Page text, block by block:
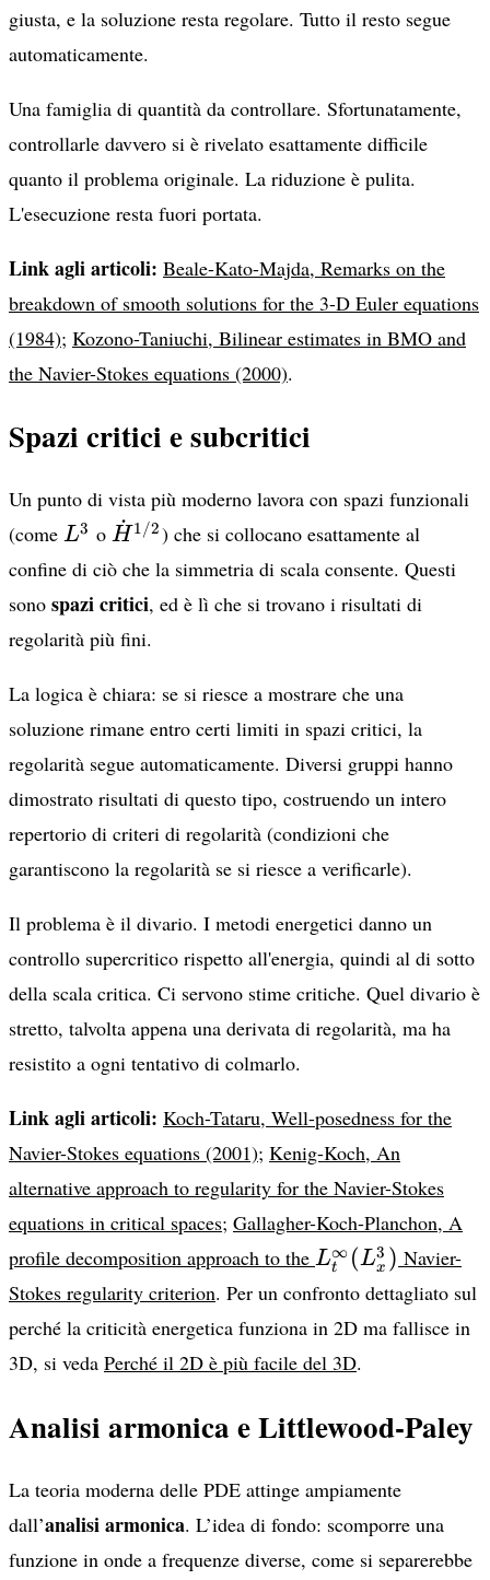
giusta, e la soluzione resta regolare. Tutto il resto segue
automaticamente.
Una famiglia di quantità da controllare. Sfortunatamente,
controllarle davvero si è rivelato esattamente difficile
quanto il problema originale. La riduzione è pulita.
L'esecuzione resta fuori portata.
Link agli articoli: Beale-Kato-Majda, Remarks on the
breakdown of smooth solutions for the 3-D Euler equations
(1984); Kozono-Taniuchi, Bilinear estimates in BMO and
the Navier-Stokes equations (2000).
Spazi critici e subcritici
Un punto di vista più moderno lavora con spazi funzionali
(come L^3
L3 o \dot{H}^{1/2}
H
˙ 1/2) che si collocano esattamente al
confine di ciò che la simmetria di scala consente. Questi
sono spazi critici, ed è lì che si trovano i risultati di
regolarità più fini.
La logica è chiara: se si riesce a mostrare che una
soluzione rimane entro certi limiti in spazi critici, la
regolarità segue automaticamente. Diversi gruppi hanno
dimostrato risultati di questo tipo, costruendo un intero
repertorio di criteri di regolarità (condizioni che
garantiscono la regolarità se si riesce a verificarle).
Il problema è il divario. I metodi energetici danno un
controllo supercritico rispetto all'energia, quindi al di sotto
della scala critica. Ci servono stime critiche. Quel divario è
stretto, talvolta appena una derivata di regolarità, ma ha
resistito a ogni tentativo di colmarlo.
Link agli articoli: Koch-Tataru, Well-posedness for the
Navier-Stokes equations (2001); Kenig-Koch, An
alternative approach to regularity for the Navier-Stokes
equations in critical spaces; Gallagher-Koch-Planchon, A
profile decomposition approach to the Lt
∞ (Lx
3 ) Navier-
Stokes regularity criterion. Per un confronto dettagliato sul
perché la criticità energetica funziona in 2D ma fallisce in
3D, si veda Perché il 2D è più facile del 3D.
Analisi armonica e Littlewood-Paley
La teoria moderna delle PDE attinge ampiamente
dall’analisi armonica. L’idea di fondo: scomporre una
funzione in onde a frequenze diverse, come si separerebbe